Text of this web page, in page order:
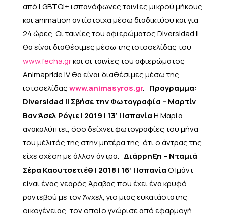
από LGBTQI+ ισπανόφωνες ταινίες μικρού μήκους
και animation αντίστοιχα μέσω διαδικτύου και για
24 ώρες. Οι ταινίες του αφιερώματος Diversidad II
θα είναι διαθέσιμες μέσω της ιστοσελίδας του
www.fecha.grκαι οι ταινίες του αφιερώματος
Animapride IV θα είναι διαθέσιμες μέσω της
ιστοσελίδαςwww.animasyros.gr. Προγραμμα:
Diversidad II Σβήσε την Φωτογραφία – Μαρτίν
Βαν Άσελ Ρόγιε | 2019 | 13’ | ΙσπανίαΗ Μαρία
ανακαλύπτει, όσο δείχνει φωτογραφίες του μήνα
του μέλιτός της στην μητέρα της, ότι ο άντρας της
είχε σχέση με άλλον άντρα. Διάρρηξη – Νταμιά
Σέρα Καουτσετιέθ | 2018 | 16’ | ΙσπανίαΟ Ιμάντ
είναι ένας νεαρός Άραβας που έχει ένα κρυφό
ραντεβού με τον Άνχελ, γιο μιας ευκατάστατης
οικογένειας, τον οποίο γνώρισε από εφαρμογή